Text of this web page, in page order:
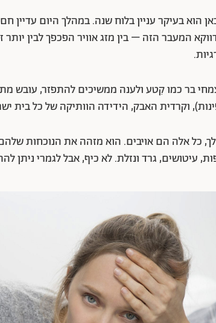
הוא בעיקר עניין בלוח שנה. במהלך היום עדיין
המעבר הזה – בין מזג אוויר הפכפך לבין
בר כמו קִטע ולענה ממשיכים להתפזר, עובש
וקרדית האבק, הידידה הוותיקה של כל בית
כל אלה הם אויבים. הוא מזהה את הנוכחות
עיטושים, גרד ונזלת. לא כיף, אבל לגמרי ניתן